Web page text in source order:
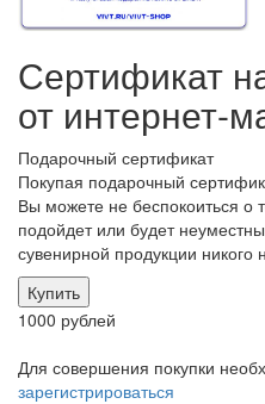
Сертификат
от интернет-
Подарочный сертификат
Покупая подарочный
Вы можете не беспокоиться о
подойдет или будет
сувенирной продукции
Купить
1000 рублей
Для совершения покупки
зарегистрироваться